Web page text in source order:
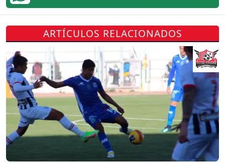
ARTÍCULOS RELACIONADOS